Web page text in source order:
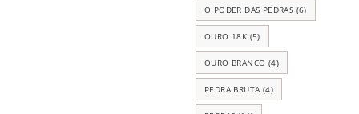
O PODER DAS PEDRAS (6)
OURO 18K (5)
OURO BRANCO (4)
PEDRA BRUTA (4)